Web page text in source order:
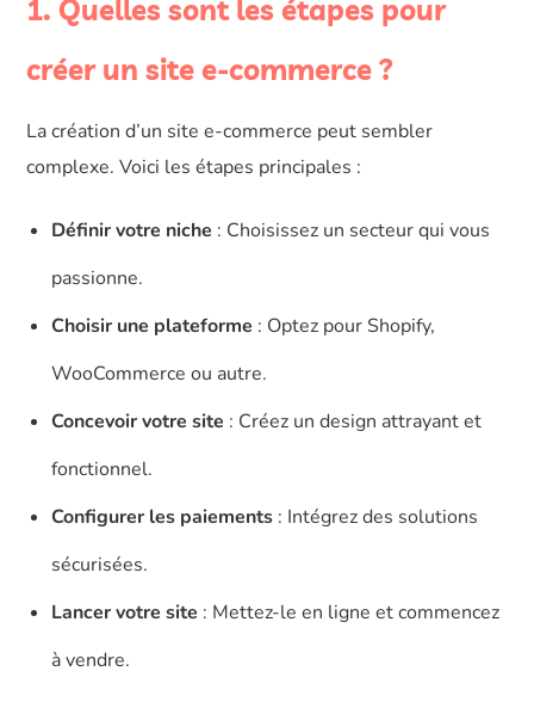
1. Quelles sont les étapes pour
créer un site e-commerce ?
La création d’un site e-commerce peut sembler
complexe. Voici les étapes principales :
Définir votre niche : Choisissez un secteur qui vous
passionne.
Choisir une plateforme : Optez pour Shopify,
WooCommerce ou autre.
Concevoir votre site : Créez un design attrayant et
fonctionnel.
Configurer les paiements : Intégrez des solutions
sécurisées.
Lancer votre site : Mettez-le en ligne et commencez
à vendre.